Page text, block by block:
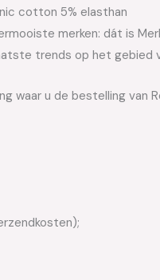
cotton 5% elasthan
merken: dát is
trends op het gebied
waar u de bestelling